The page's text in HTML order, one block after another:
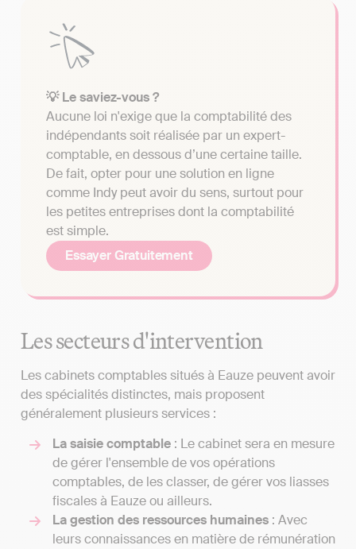
💡 Le saviez-vous ?
Aucune loi n'exige que la comptabilité des
indépendants soit réalisée par un expert-
comptable, en dessous d’une certaine taille.
De fait, opter pour une solution en ligne
comme Indy peut avoir du sens, surtout pour
les petites entreprises dont la comptabilité
est simple.
Essayer Gratuitement
Les secteurs d'intervention
Les cabinets comptables situés à Eauze peuvent avoir
des spécialités distinctes, mais proposent
généralement plusieurs services :
La saisie comptable : Le cabinet sera en mesure
de gérer l'ensemble de vos opérations
comptables, de les classer, de gérer vos liasses
fiscales à Eauze ou ailleurs.
La gestion des ressources humaines : Avec
leurs connaissances en matière de rémunération